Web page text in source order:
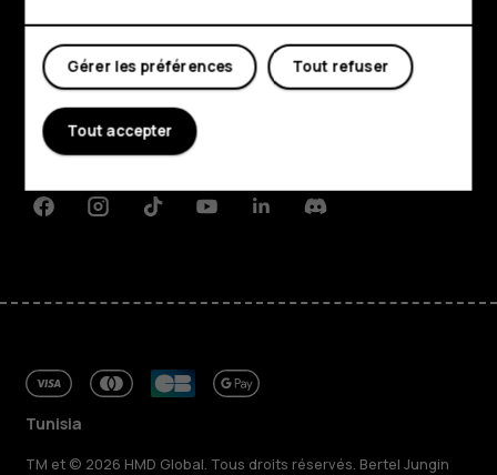
Boutique
À propos
Planet and people
FacebookInstagramTiktokYoutubeLinkedinDiscord
Tunisia
TM et © 2026 HMD Global. Tous droits réservés. Bertel Jungin
Tout refuser
Gérer les préférences
Tout accepter